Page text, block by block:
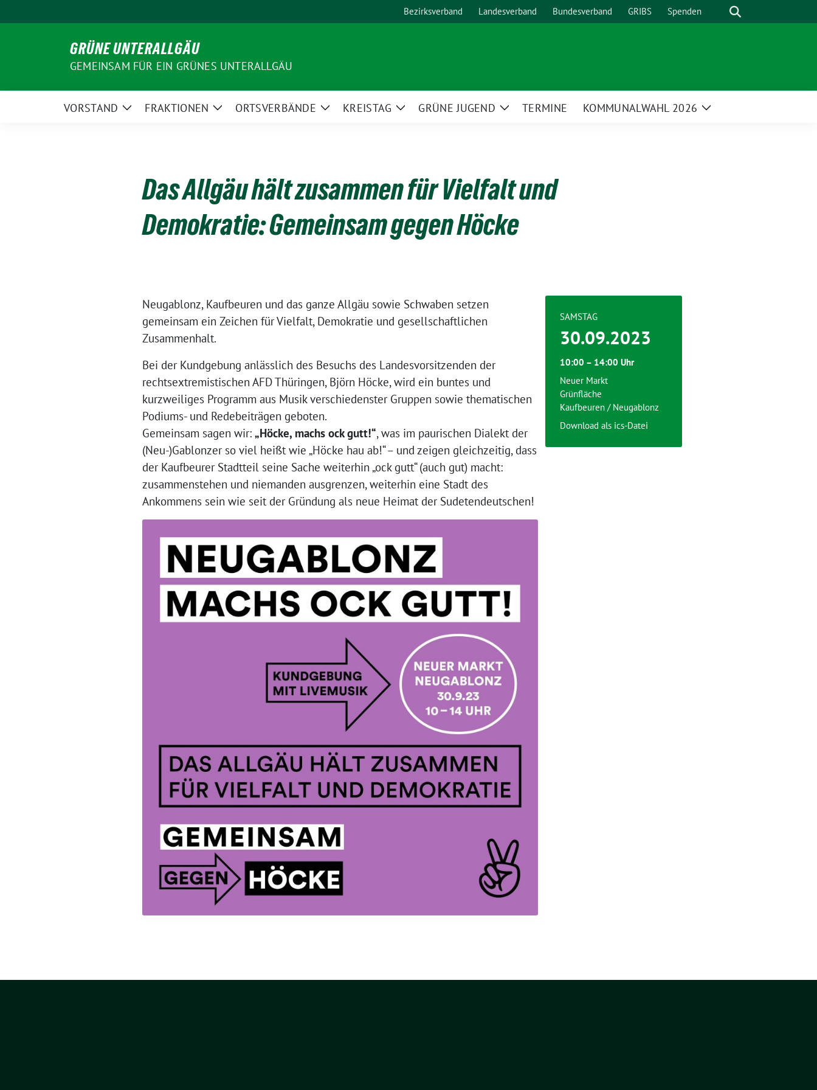
zum
Bezirksverband Landesverband Bundesverband GRIBS Spenden Suche
GRÜNE UNTERALLGÄU
GEMEINSAM FÜR EIN GRÜNES UNTERALLGÄU
VORSTAND
ZeigeFRAKTIONEN
ZeigeORTSVERBÄNDE
ZeigeKREISTAG
ZeigeGRÜNE JUGEND
ZeigeTERMINE KOMMUNALWAHL 2026
Zeige
Das Allgäu hält zusammen für Vielfalt und
Demokratie: Gemeinsam gegen Höcke
Neugablonz, Kaufbeuren und das ganze Allgäu sowie Schwaben setzen
gemeinsam ein Zeichen für Vielfalt, Demokratie und gesellschaftlichen
Zusammenhalt.
Bei der Kundgebung anlässlich des Besuchs des Landesvorsitzenden der
rechtsextremistischen AFD Thüringen, Björn Höcke, wird ein buntes und
kurzweiliges Programm aus Musik verschiedenster Gruppen sowie thematischen
Podiums- und Redebeiträgen geboten.
Gemeinsam sagen wir: „Höcke, machs ock gutt!“, was im paurischen Dialekt der
(Neu-)Gablonzer so viel heißt wie „Höcke hau ab!“ – und zeigen gleichzeitig, dass
der Kaufbeurer Stadtteil seine Sache weiterhin „ock gutt“ (auch gut) macht:
zusammenstehen und niemanden ausgrenzen, weiterhin eine Stadt des
Ankommens sein wie seit der Gründung als neue Heimat der Sudetendeutschen!
SAMSTAG
30.09.2023
10:00 – 14:00 Uhr
Neuer Markt
Grünfläche
Kaufbeuren / Neugablonz
Download als ics-Datei